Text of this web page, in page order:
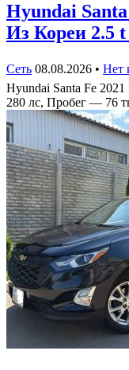
Hyundai
Из Кореи 2.5 t
Сеть 08.08.2026 • Нет
Hyundai Santa Fe
280 лс, Пробег — 76